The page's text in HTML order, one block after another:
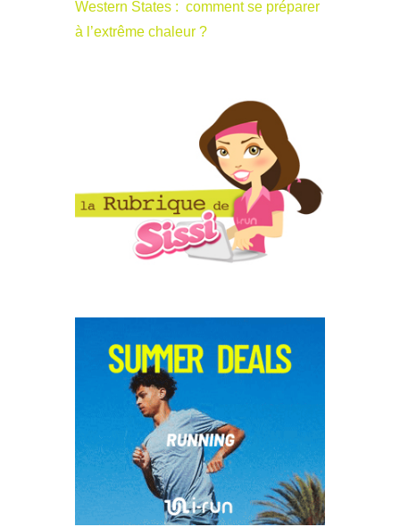
Western States : comment se préparer
à l’extrême chaleur ?